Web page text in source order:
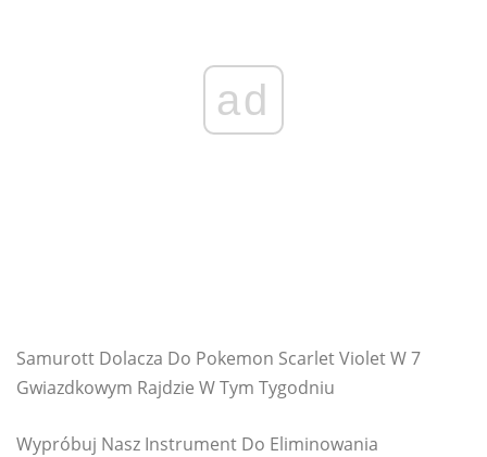
ad
Samurott Dolacza Do Pokemon Scarlet Violet W 7
Gwiazdkowym Rajdzie W Tym Tygodniu
Wypróbuj Nasz Instrument Do Eliminowania